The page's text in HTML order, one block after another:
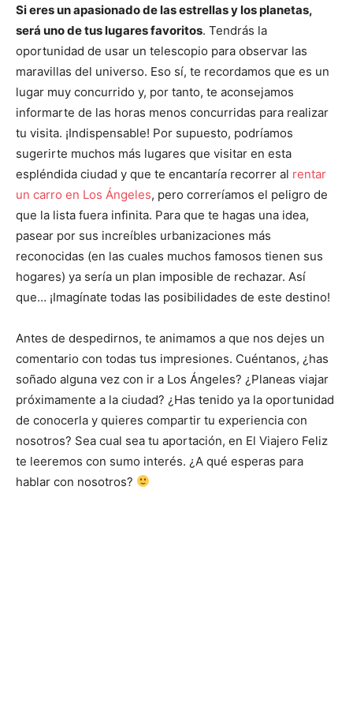
Si eres un apasionado de las estrellas y los planetas,
será uno de tus lugares favoritos. Tendrás la
oportunidad de usar un telescopio para observar las
maravillas del universo. Eso sí, te recordamos que es un
lugar muy concurrido y, por tanto, te aconsejamos
informarte de las horas menos concurridas para realizar
tu visita. ¡Indispensable! Por supuesto, podríamos
sugerirte muchos más lugares que visitar en esta
espléndida ciudad y que te encantaría recorrer al rentar
un carro en Los Ángeles, pero correríamos el peligro de
que la lista fuera infinita. Para que te hagas una idea,
pasear por sus increíbles urbanizaciones más
reconocidas (en las cuales muchos famosos tienen sus
hogares) ya sería un plan imposible de rechazar. Así
que… ¡Imagínate todas las posibilidades de este destino!
Antes de despedirnos, te animamos a que nos dejes un
comentario con todas tus impresiones. Cuéntanos, ¿has
soñado alguna vez con ir a Los Ángeles? ¿Planeas viajar
próximamente a la ciudad? ¿Has tenido ya la oportunidad
de conocerla y quieres compartir tu experiencia con
nosotros? Sea cual sea tu aportación, en El Viajero Feliz
te leeremos con sumo interés. ¿A qué esperas para
hablar con nosotros?